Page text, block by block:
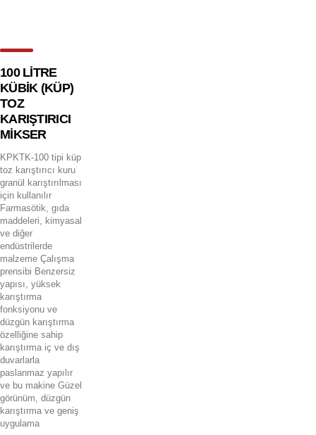
100 LİTRE
KÜBİK (KÜP)
TOZ
KARIŞTIRICI
MİKSER
KPKTK-100 tipi küp
toz karıştırıcı kuru
granül karıştırılması
için kullanılır
Farmasötik, gıda
maddeleri, kimyasal
ve diğer
endüstrilerde
malzeme Çalışma
prensibi Benzersiz
yapısı, yüksek
karıştırma
fonksiyonu ve
düzgün karıştırma
özelliğine sahip
karıştırma iç ve dış
duvarlarla
paslanmaz yapılır
ve bu makine Güzel
görünüm, düzgün
karıştırma ve geniş
uygulama